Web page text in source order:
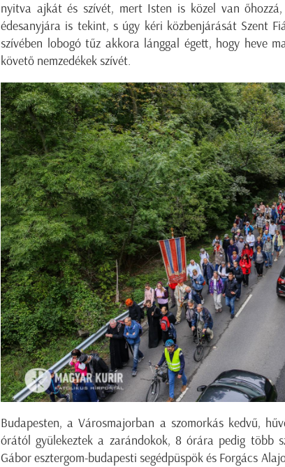
nyitva ajkát és szívét, mert Isten is közel van
édesanyjára is tekint, s úgy kéri közbenjárását Szent
szívében lobogó tűz akkora lánggal égett, hogy heve
követő nemzedékek szívét.
Budapesten, a Városmajorban a szomorkás kedvű,
órától gyülekeztek a zarándokok, 8 órára pedig több
Gábor esztergom-budapesti segédpüspök és Forgács